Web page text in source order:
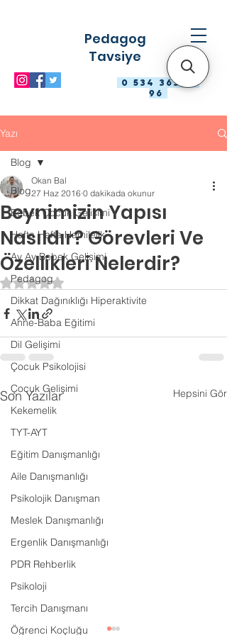
0 534 363 98
96
Pedagog
Tavsiye
Yazı
Blog
Bebek Çocuk Gelişimi
Hafta Hafta Hamilelik
Ay Ay Bebek Gelişimi
Pedagog
Dikkat Dağınıklığı Hiperaktivite
Anne-Baba Eğitimi
Dil Gelişimi
Çocuk Psikolojisi
Çocuk Gelişimi
Kekemelik
TYT-AYT
Eğitim Danışmanlığı
Aile Danışmanlığı
Psikolojik Danışman
Meslek Danışmanlığı
Ergenlik Danışmanlığı
PDR Rehberlik
Psikoloji
Tercih Danışmanı
Öğrenci Koçluğu
Blog
Beynimizin Yapısı
Nasıldır? Görevleri Ve
Özellikleri Nelerdir?
Okan Bal
27 Haz 2016 0 dakikada okunur
5 üzerinden NaN yıldız
Son Yazılar Hepsini Gör